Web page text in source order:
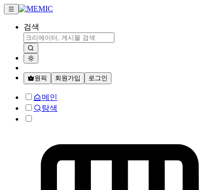
검색
원픽 회원가입 로그인
메인
탐색